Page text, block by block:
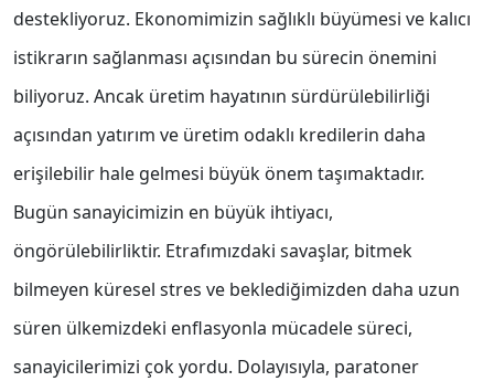
destekliyoruz. Ekonomimizin sağlıklı büyümesi ve kalıcı
istikrarın sağlanması açısından bu sürecin önemini
biliyoruz. Ancak üretim hayatının sürdürülebilirliği
açısından yatırım ve üretim odaklı kredilerin daha
erişilebilir hale gelmesi büyük önem taşımaktadır.
Bugün sanayicimizin en büyük ihtiyacı,
öngörülebilirliktir. Etrafımızdaki savaşlar, bitmek
bilmeyen küresel stres ve beklediğimizden daha uzun
süren ülkemizdeki enflasyonla mücadele süreci,
sanayicilerimizi çok yordu. Dolayısıyla, paratoner